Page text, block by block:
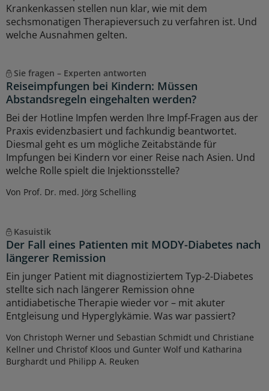
Krankenkassen stellen nun klar, wie mit dem
sechsmonatigen Therapieversuch zu verfahren ist. Und
welche Ausnahmen gelten.
Sie fragen – Experten antworten
Reiseimpfungen bei Kindern: Müssen
Abstandsregeln eingehalten werden?
Bei der Hotline Impfen werden Ihre Impf-Fragen aus der
Praxis evidenzbasiert und fachkundig beantwortet.
Diesmal geht es um mögliche Zeitabstände für
Impfungen bei Kindern vor einer Reise nach Asien. Und
welche Rolle spielt die Injektionsstelle?
Von Prof. Dr. med. Jörg Schelling
Kasuistik
Der Fall eines Patienten mit MODY-Diabetes nach
längerer Remission
Ein junger Patient mit diagnostiziertem Typ-2-Diabetes
stellte sich nach längerer Remission ohne
antidiabetische Therapie wieder vor – mit akuter
Entgleisung und Hyperglykämie. Was war passiert?
Von Christoph Werner und Sebastian Schmidt und Christiane
Kellner und Christof Kloos und Gunter Wolf und Katharina
Burghardt und Philipp A. Reuken